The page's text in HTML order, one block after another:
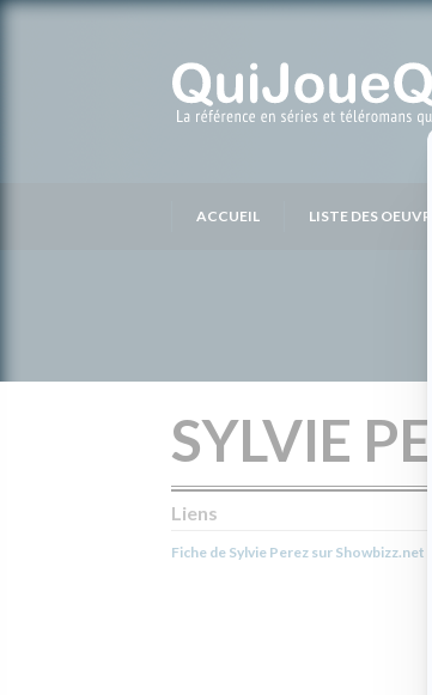
ACCUEIL LISTE DES
SYLVIE
Liens
Fiche de Sylvie Perez sur Showbizz.net